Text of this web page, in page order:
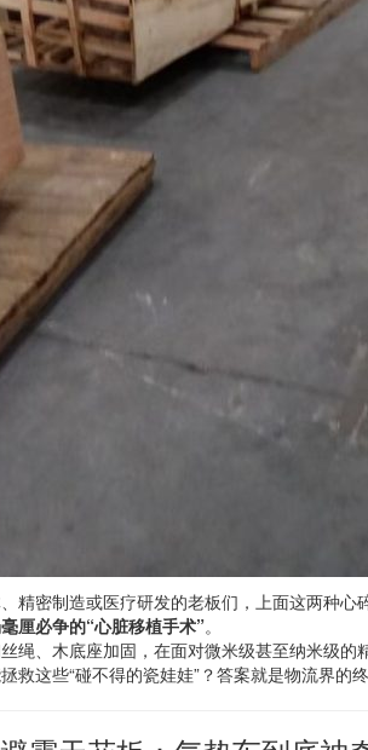
精密制造或医疗研发的老板们，上面这两种心
厘必争的“心脏移植手术”。
绳、木底座加固，在面对微米级甚至纳米级的
救这些“碰不得的瓷娃娃”？答案就是物流界